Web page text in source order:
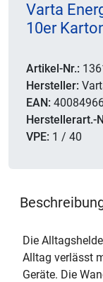
Varta
10er
Artikel-Nr.:
Hersteller:
EAN:
Herstellerart.-
VPE: 1 / 40
Die
Alltag verlässt
Geräte. Die